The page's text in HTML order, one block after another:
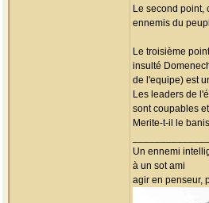
Le second point,
ennemis du
Le troisième
insulté
de l'equipe) est
Les leaders de
sont coupables
Merite-t-il le
Un ennemi
à un sot ami
agir en penseur,